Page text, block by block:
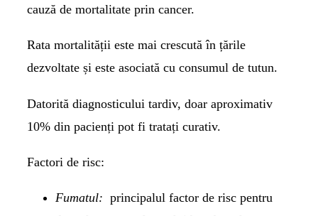
cauză de mortalitate prin cancer.
Rata mortalității este mai crescută în țările
dezvoltate și este asociată cu consumul de tutun.
Datorită diagnosticului tardiv, doar aproximativ
10% din pacienți pot fi tratați curativ.
Factori de risc:
Fumatul: principalul factor de risc pentru